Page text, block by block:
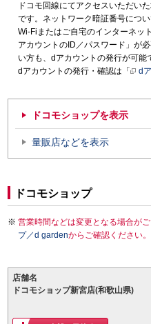
ドコモ回線にてアクセスいただい
です。ネットワーク暗証番号につ
Wi-Fiまたはご自宅のインターネッ
アカウントのID／パスワード」が
い方も、dアカウントの発行が可能
dアカウントの発行・確認は「
d
ドコモショップを表示
量販店などを表示
ドコモショップ
営業時間などは変更となる場合が
プ／d gardenからご確認ください。
店舗名
ドコモショップ新宮店(和歌山県)